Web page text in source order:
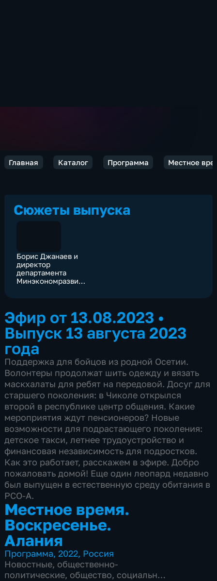
Главная Каталог Программа Местное
Сюжеты выпуска
Борис Джанаев и
директор
департамента
Минэкономразвития
промышленный и
инвестиционный
потенциал РСО-А
Эфир от 13.08.2023 •
Выпуск 13 августа 2023
года
Поддержка для бойцов из родной Осетии.
Волонтеры продолжат шить одежду и вязать
маскхалаты для ребят на передовой. Досуг для
старшего поколения: в Чиколе открылся
второй в республике центр общения. Какие
мероприятия ждут пенсионеров? Новые
возможности для подрастающего поколения:
детское такси, летнее трудоустройство и
финансовая независимость для подростков.
Как это работает, расскажем в эфире. Добро
пожаловать домой! Еще один леопард недавно
был выпущен в естественную среду обитания в
РСО-А.
Местное время.
Воскресенье.
Алания
Программа,2022, Россия
Новостные, общественно-
политические, общество, социально-